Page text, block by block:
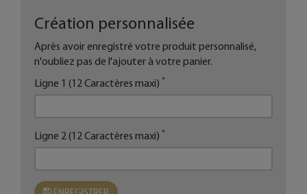
Création personnalisée
Après avoir enregistré votre produit personnalisé,
n'oubliez pas de l'ajouter à votre panier.
Ligne 1 (12 Caractères maxi) *
Ligne 2 (12 Caractères maxi) *